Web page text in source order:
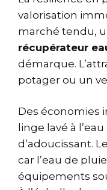
valorisation
marché tendu,
récupérateur
démarque.
potager ou un
Des économies
linge lavé à
d’adoucissant.
car l’eau de
équipements